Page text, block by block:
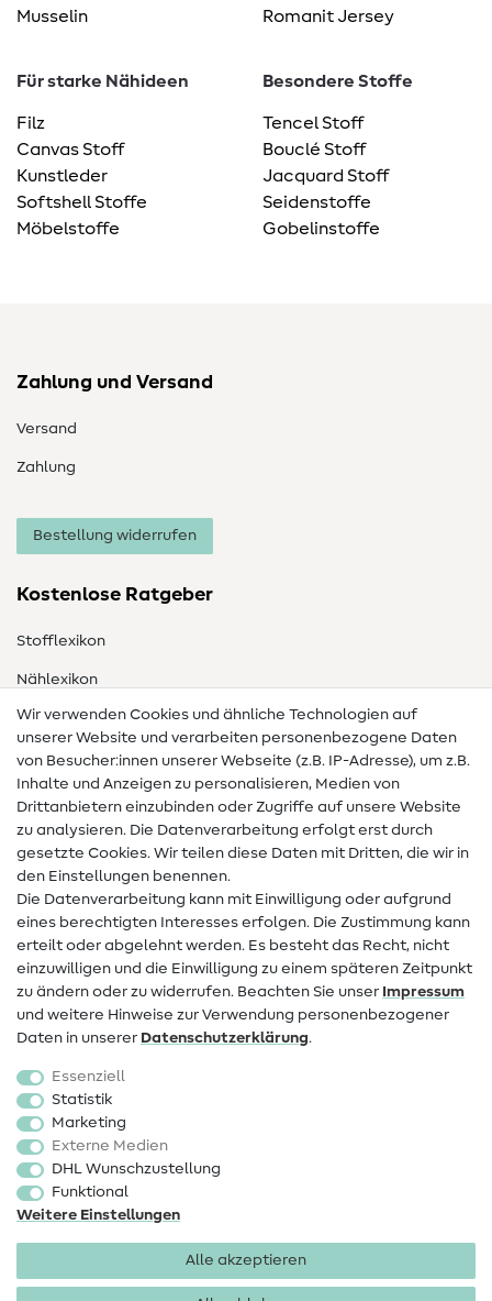
Musselin
Romanit Jersey
Für starke Nähideen
Filz
Canvas Stoff
Kunstleder
Softshell Stoffe
Möbelstoffe
Besondere Stoffe
Tencel Stoff
Bouclé Stoff
Jacquard Stoff
Seidenstoffe
Gobelinstoffe
Zahlung und Versand
Versand
Zahlung
Bestellung widerrufen
Kostenlose Ratgeber
Stofflexikon
Nählexikon
Nähanleitungen
Hilfe & Kontakt
Kontakt
Infos zum Betreiberwechsel
Widerrufsrecht
Beliebt
Stoffe
Sale
Schnittmuster
Wir verwenden Cookies und ähnliche Technologien auf
unserer Website und verarbeiten personenbezogene Daten
von Besucher:innen unserer Webseite (z.B. IP-Adresse), um z.B.
Inhalte und Anzeigen zu personalisieren, Medien von
Drittanbietern einzubinden oder Zugriffe auf unsere Website
zu analysieren. Die Datenverarbeitung erfolgt erst durch
gesetzte Cookies. Wir teilen diese Daten mit Dritten, die wir in
den Einstellungen benennen.
Die Datenverarbeitung kann mit Einwilligung oder aufgrund
eines berechtigten Interesses erfolgen. Die Zustimmung kann
erteilt oder abgelehnt werden. Es besteht das Recht, nicht
einzuwilligen und die Einwilligung zu einem späteren Zeitpunkt
zu ändern oder zu widerrufen. Beachten Sie unser Impressum
und weitere Hinweise zur Verwendung personenbezogener
Daten in unserer Daten­schutz­erklärung.
Essenziell
Statistik
Marketing
Externe Medien
DHL Wunschzustellung
Funktional
Weitere Einstellungen
Alle akzeptieren
Impressum Datenschutz
AGB